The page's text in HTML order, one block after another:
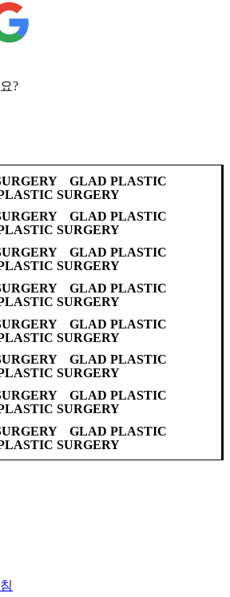
?
GLAD PLASTIC
SURGERY
GLAD PLASTIC
SURGERY
GLAD PLASTIC
SURGERY
GLAD PLASTIC
SURGERY
GLAD PLASTIC
SURGERY
GLAD PLASTIC
SURGERY
GLAD PLASTIC
SURGERY
GLAD PLASTIC
SURGERY